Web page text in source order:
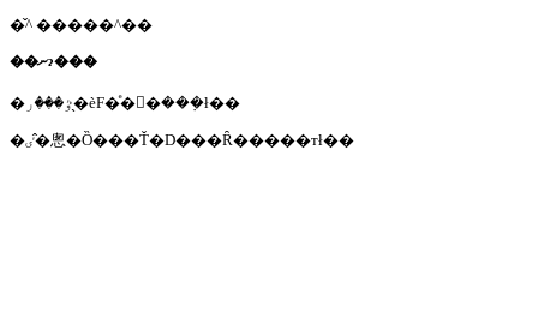
�̌^ �����^��
��ނɂ���
�ٷ���ر�̖ѐF�ͤ��ٰ���݂ł��
�ٸ�̂悤�Ȍ���Ť�D���Ȓ�����тł��